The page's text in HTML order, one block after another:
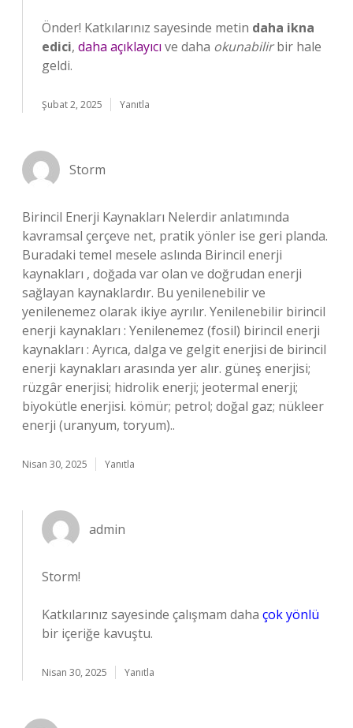
Önder! Katkılarınız sayesinde metin daha ikna
edici, daha açıklayıcı ve daha okunabilirbir hale
geldi.
Şubat 2, 2025 Yanıtla
Storm
Birincil Enerji Kaynakları Nelerdir anlatımında
kavramsal çerçeve net, pratik yönler ise geri planda.
Buradaki temel mesele aslında Birincil enerji
kaynakları , doğada var olan ve doğrudan enerji
sağlayan kaynaklardır. Bu yenilenebilir ve
yenilenemez olarak ikiye ayrılır. Yenilenebilir birincil
enerji kaynakları : Yenilenemez (fosil) birincil enerji
kaynakları : Ayrıca, dalga ve gelgit enerjisi de birincil
enerji kaynakları arasında yer alır. güneş enerjisi;
rüzgâr enerjisi; hidrolik enerji; jeotermal enerji;
biyokütle enerjisi. kömür; petrol; doğal gaz; nükleer
enerji (uranyum, toryum)..
Nisan 30, 2025 Yanıtla
admin
Storm!
Katkılarınız sayesinde çalışmam daha çok yönlü
bir içeriğe kavuştu.
Nisan 30, 2025 Yanıtla